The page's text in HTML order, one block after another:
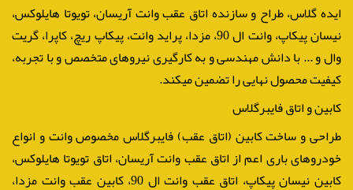
ایده گلاس، طراح و سازنده اتاق عقب وانت آریسان، تویوتا هایلوکس،
نیسان پیکاپ، وانت ال 90، مزدا، پراید وانت، پیکاپ ریچ، کاپرا، گریت
وال و ... با دانش مهندسی و به کارگیری نیروهای متخصص و با تجربه،
کیفیت محصول نهایی را تضمین میکند.
کابین و اتاق فایبرگلاس
طراحی و ساخت کابین (اتاق عقب) فایبرگلاس مخصوص وانت و انواع
خودروهای باری اعم از اتاق عقب وانت آریسان، اتاق تویوتا هایلوکس،
کابین نیسان پیکاپ، اتاق عقب وانت ال 90، کابین عقب وانت مزدا،